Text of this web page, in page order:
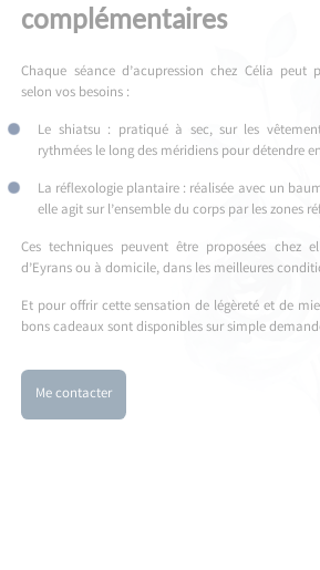
complémentaires
Chaque séance d’acupression chez Célia peut
selon vos besoins :
Le shiatsu : pratiqué à sec, sur les
rythmées le long des méridiens pour détendre
La réflexologie plantaire : réalisée avec un
elle agit sur l’ensemble du corps par les zones
Ces techniques peuvent être proposées chez
d’Eyrans ou à domicile, dans les meilleures
Et pour offrir cette sensation de légèreté et de
bons cadeaux sont disponibles sur simple
Me contacter